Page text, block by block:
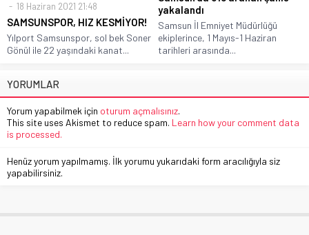
18 Haziran 2021 21:48
SAMSUNSPOR, HIZ KESMİYOR!
Yılport Samsunspor, sol bek Soner
Gönül ile 22 yaşındaki kanat...
yakalandı
Samsun İl Emniyet Müdürlüğü
ekiplerince, 1 Mayıs-1 Haziran
tarihleri arasında...
YORUMLAR
Yorum yapabilmek için oturum açmalısınız.
This site uses Akismet to reduce spam. Learn how your comment data
is processed.
Henüz yorum yapılmamış. İlk yorumu yukarıdaki form aracılığıyla siz
yapabilirsiniz.